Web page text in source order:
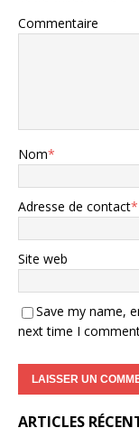
Commentaire
Nom*
Adresse de contact*
Site web
Save my name,
next time I
ARTICLES